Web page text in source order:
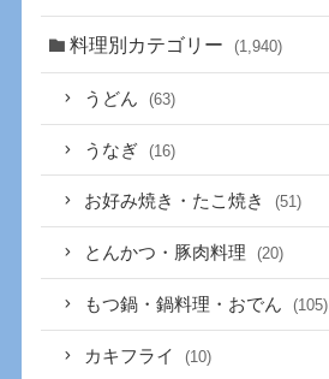
料理別カテゴリー (1,940)
うどん (63)
うなぎ (16)
お好み焼き・たこ焼き (51)
とんかつ・豚肉料理 (20)
もつ鍋・鍋料理・おでん (105)
カキフライ (10)